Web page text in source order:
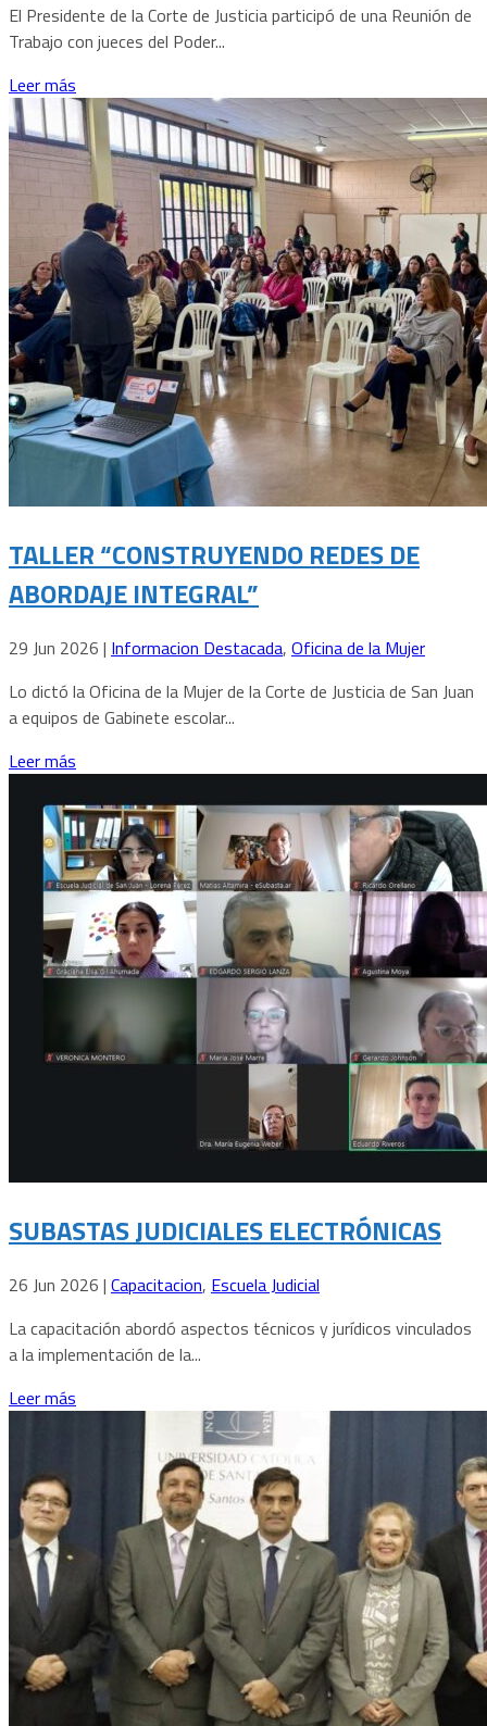
El Presidente de la Corte de Justicia participó de una Reunión de
Trabajo con jueces del Poder...
Leer más
TALLER “CONSTRUYENDO REDES DE
ABORDAJE INTEGRAL”
29 Jun 2026 | Informacion Destacada, Oficina de la Mujer
Lo dictó la Oficina de la Mujer de la Corte de Justicia de San Juan
a equipos de Gabinete escolar...
Leer más
SUBASTAS JUDICIALES ELECTRÓNICAS
26 Jun 2026 | Capacitacion, Escuela Judicial
La capacitación abordó aspectos técnicos y jurídicos vinculados
a la implementación de la...
Leer más